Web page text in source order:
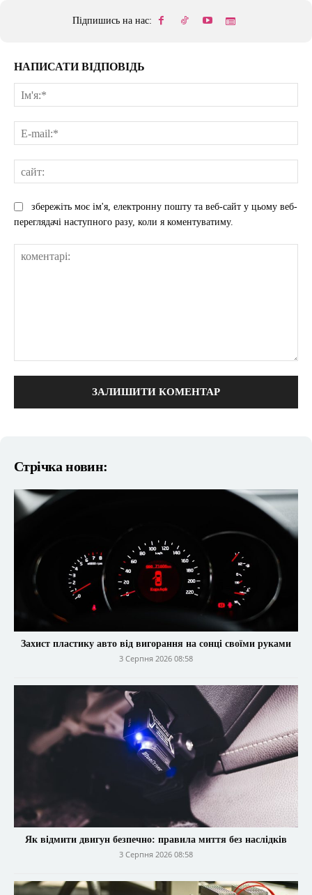
Підпишись на нас:
НАПИСАТИ ВІДПОВІДЬ
збережіть моє ім'я, електронну пошту та веб-сайт у цьому веб-
переглядачі наступного разу, коли я коментуватиму.
Стрічка новин:
Захист пластику авто від вигорання на сонці своїми руками
3 Серпня 2026 08:58
Як відмити двигун безпечно: правила миття без наслідків
3 Серпня 2026 08:58